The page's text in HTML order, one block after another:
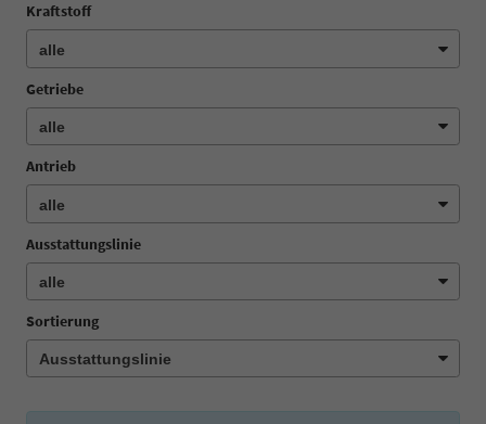
Kraftstoff
Getriebe
Antrieb
Ausstattungslinie
Sortierung